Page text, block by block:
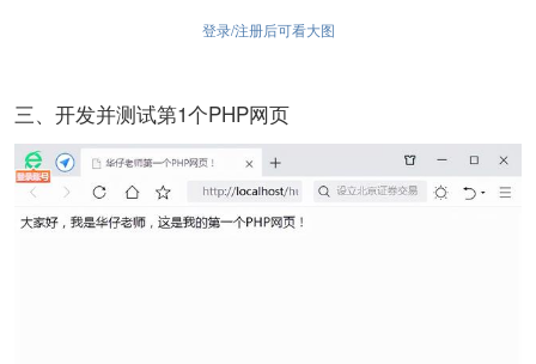
登录/注册后可看大图
三、开发并测试第1个PHP网页